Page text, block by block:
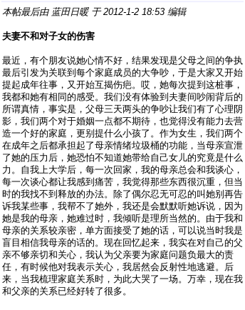
本帖最后由 蓝田日暖 于 2012-1-2 18:53 编辑
夫妻不和对子女的伤害
最近，有个朋友说她心情不好，结果发现是父母之间的争执
最后引发为关联到每个家庭成员的大争吵，于是大家又开始
提起成年往事，又开始互揭伤疤。哎，她每次提到这桩事，
我都和她有相同的感受。我们没有体验到夫妻间吵闹背后的
所谓真情，事实是，父母三天两头的争吵让我们有了心理阴
影，我们两个对于婚姻一点都不期待，也觉得没有能力去营
造一个好的家庭，更别提什么小孩了。作为女生，我们两个
在成年之后都承担起了母亲情绪垃圾桶的功能，当母亲宣泄
了她的压力后，她恐怕不知道她带给自己女儿的究竟是什么
力。自我上大学后，每一次回家，我的母亲总会和我谈心，
每一次谈心都让我感到痛苦，我觉得那些东西很沉重，但当
时的我找不到释放的办法。除了偶尔忍无可忍的叫她别再告
诉我某些事，我帮不了她外，我还是会默默听她诉说，因为
她是我的母亲，她难过时，我倾听是理所当然的。由于我和
母亲的关系较亲密，单方面接受了她的话，可以说当时我是
盲目相信我母亲的话的。现在回忆起来，我实在对自己的父
亲不够亲切和关心，我认为父亲要为家庭问题负最大的责
任，有时候他对我表示关心，我居然会反射性地逃避。后
来，当我梳理家庭关系时，为此大哭了一场。万幸，现在我
和父亲的关系已经好转了很多。